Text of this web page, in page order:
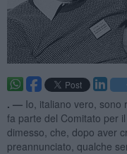
. — Io, italiano vero, sono
fa parte del Comitato per
dimesso, che, dopo aver
preannunciato, qualche